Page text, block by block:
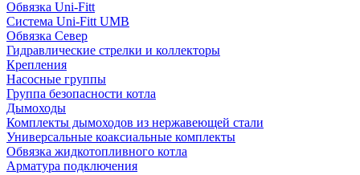
Обвязка Uni-Fitt
Система Uni-Fitt UMB
Обвязка Север
Гидравлические стрелки и коллекторы
Крепления
Насосные группы
Группа безопасности котла
Дымоходы
Комплекты дымоходов из нержавеющей стали
Универсальные коаксиальные комплекты
Обвязка жидкотопливного котла
Арматура подключения